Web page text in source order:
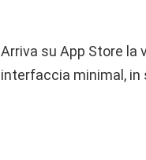
Arriva su App Store la
interfaccia minimal, in